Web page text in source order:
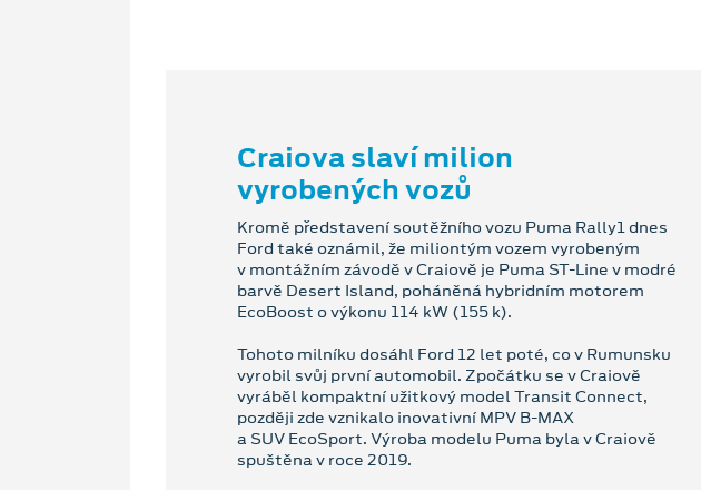
Craiova slaví milion
vyrobených vozů
Kromě představení soutěžního vozu Puma Rally1 dnes
Ford také oznámil, že miliontým vozem vyrobeným
v montážním závodě v Craiově je Puma ST-Line v modré
barvě Desert Island, poháněná hybridním motorem
EcoBoost o výkonu 114 kW (155 k).
Tohoto milníku dosáhl Ford 12 let poté, co v Rumunsku
vyrobil svůj první automobil. Zpočátku se v Craiově
vyráběl kompaktní užitkový model Transit Connect,
později zde vznikalo inovativní MPV B-MAX
a SUV EcoSport. Výroba modelu Puma byla v Craiově
spuštěna v roce 2019.